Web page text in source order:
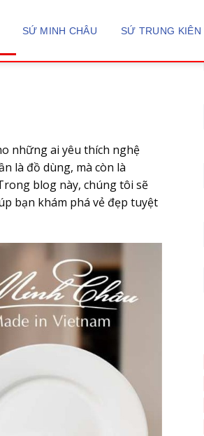
SỨ MINH CHÂU SỨ TRUNG KIÊN
bỏ qua
những ai yêu thích nghệ
là đồ dùng, mà còn là
blog này, chúng tôi sẽ
bạn khám phá vẻ đẹp tuyệt